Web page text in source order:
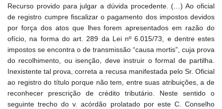
Recurso provido para julgar a dúvida procedente. (…) Ao oficial
de registro cumpre fiscalizar o pagamento dos impostos devidos
por força dos atos que lhes forem apresentados em razão do
ofício, na forma do art. 289 da Lei nº 6.015/73, e dentre estes
impostos se encontra o de transmissão “causa mortis”, cuja prova
do recolhimento, ou isenção, deve instruir o formal de partilha.
Inexistente tal prova, correta a recusa manifestada pelo Sr. Oficial
ao registro do título porque não tem, entre suas atribuições, a de
reconhecer prescrição de crédito tributário. Neste sentido o
seguinte trecho do v. acórdão prolatado por este C. Conselho